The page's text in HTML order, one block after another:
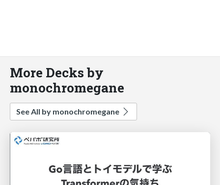
More Decks by
monochromegane
See All by monochromegane